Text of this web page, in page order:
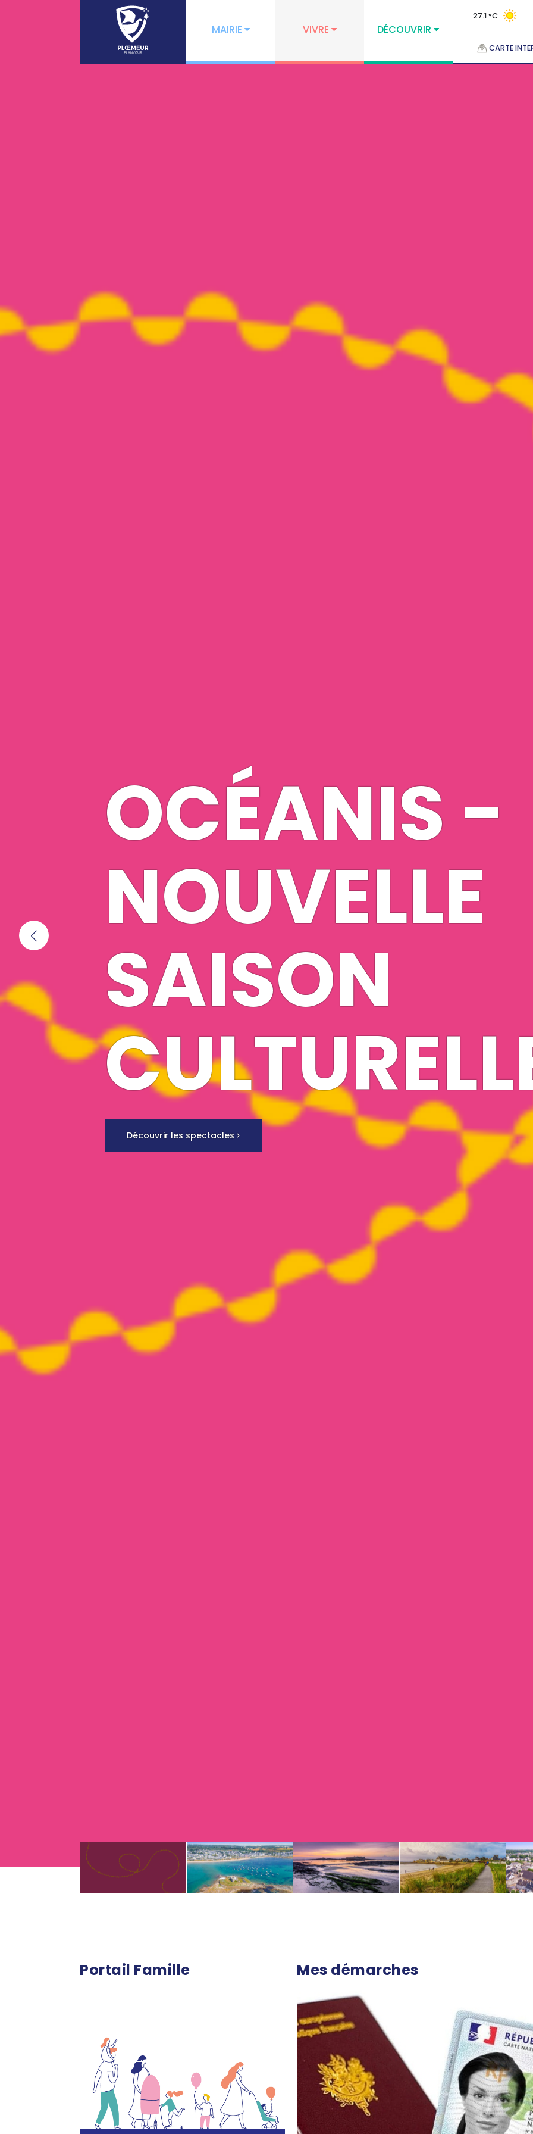
MAIRIE VIVRE DÉCOUVRIR
27.1 °C
CARTE
OCÉANIS -
NOUVELLE
SAISON
Découvrir les spectacles
Portail Famille Mes démarches